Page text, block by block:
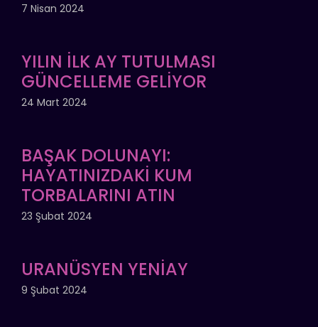
7 Nisan 2024
YILIN İLK AY TUTULMASI
GÜNCELLEME GELİYOR
24 Mart 2024
BAŞAK DOLUNAYI:
HAYATINIZDAKİ KUM
TORBALARINI ATIN
23 Şubat 2024
URANÜSYEN YENİAY
9 Şubat 2024